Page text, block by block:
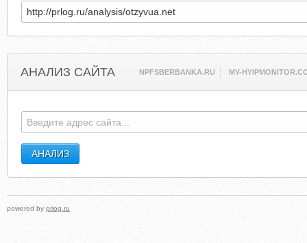
АНАЛИЗ САЙТА NPFSBERBANKA.RU MY-
powered by prlog.ru